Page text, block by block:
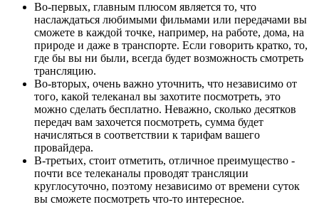
Во-первых, главным плюсом является то, что
наслаждаться любимыми фильмами или передачами вы
сможете в каждой точке, например, на работе, дома, на
природе и даже в транспорте. Если говорить кратко, то,
где бы вы ни были, всегда будет возможность смотреть
трансляцию.
Во-вторых, очень важно уточнить, что независимо от
того, какой телеканал вы захотите посмотреть, это
можно сделать бесплатно. Неважно, сколько десятков
передач вам захочется посмотреть, сумма будет
начисляться в соответствии к тарифам вашего
провайдера.
В-третьих, стоит отметить, отличное преимущество -
почти все телеканалы проводят трансляции
круглосуточно, поэтому независимо от времени суток
вы сможете посмотреть что-то интересное.